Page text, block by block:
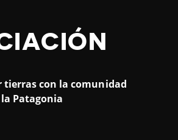
tierras con la comunidad
Patagonia